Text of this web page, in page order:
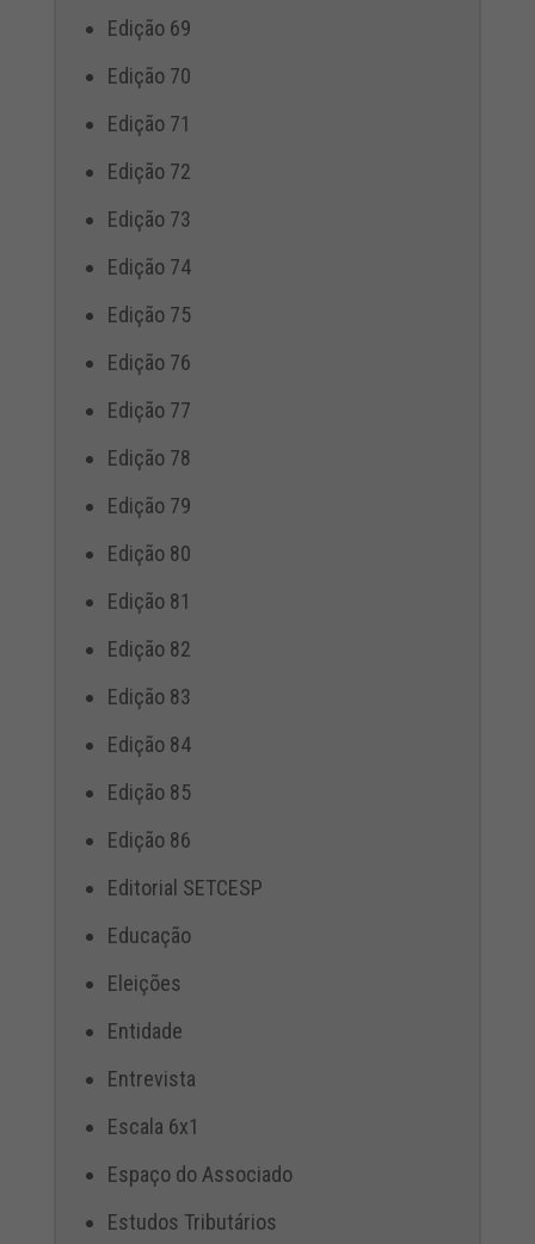
Edição 69
Edição 70
Edição 71
Edição 72
Edição 73
Edição 74
Edição 75
Edição 76
Edição 77
Edição 78
Edição 79
Edição 80
Edição 81
Edição 82
Edição 83
Edição 84
Edição 85
Edição 86
Editorial SETCESP
Educação
Eleições
Entidade
Entrevista
Escala 6x1
Espaço do Associado
Estudos Tributários